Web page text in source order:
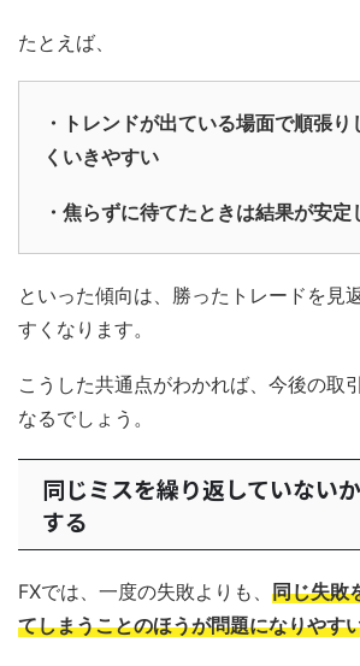
たとえば、
・トレンドが出ている場面で順張り
くいきやすい
・焦らずに待てたときは結果が安定
といった傾向は、勝ったトレードを見
すくなります。
こうした共通点がわかれば、今後の取
なるでしょう。
同じミスを繰り返していない
する
FXでは、一度の失敗よりも、 同じ失敗
てしまうことのほうが問題になりやす